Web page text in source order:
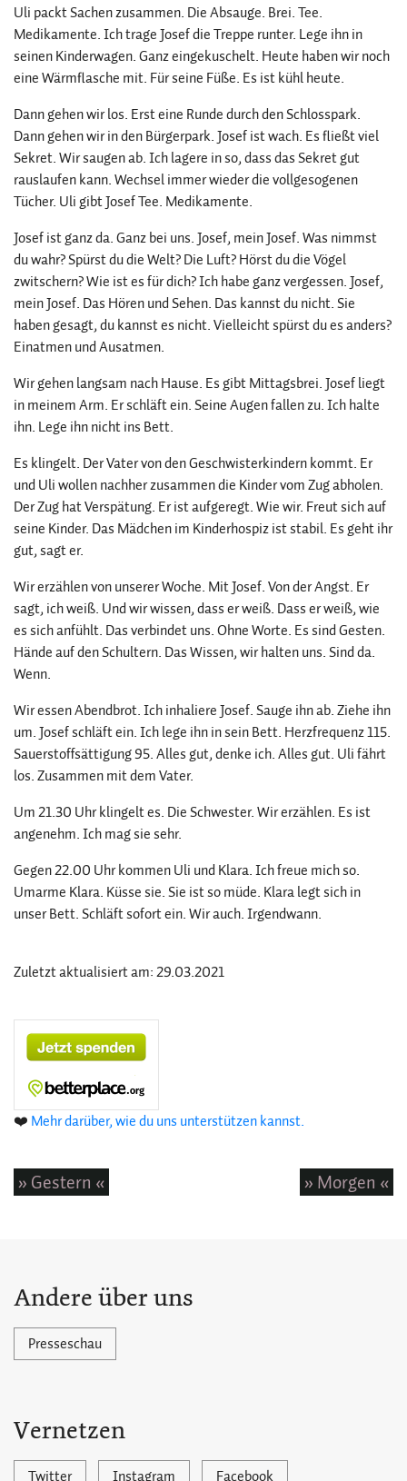
Uli packt Sachen zusammen. Die Absauge. Brei. Tee.
Medikamente. Ich trage Josef die Treppe runter. Lege ihn in
seinen Kinderwagen. Ganz eingekuschelt. Heute haben wir noch
eine Wärmflasche mit. Für seine Füße. Es ist kühl heute.
Dann gehen wir los. Erst eine Runde durch den Schlosspark.
Dann gehen wir in den Bürgerpark. Josef ist wach. Es fließt viel
Sekret. Wir saugen ab. Ich lagere in so, dass das Sekret gut
rauslaufen kann. Wechsel immer wieder die vollgesogenen
Tücher. Uli gibt Josef Tee. Medikamente.
Josef ist ganz da. Ganz bei uns. Josef, mein Josef. Was nimmst
du wahr? Spürst du die Welt? Die Luft? Hörst du die Vögel
zwitschern? Wie ist es für dich? Ich habe ganz vergessen. Josef,
mein Josef. Das Hören und Sehen. Das kannst du nicht. Sie
haben gesagt, du kannst es nicht. Vielleicht spürst du es anders?
Einatmen und Ausatmen.
Wir gehen langsam nach Hause. Es gibt Mittagsbrei. Josef liegt
in meinem Arm. Er schläft ein. Seine Augen fallen zu. Ich halte
ihn. Lege ihn nicht ins Bett.
Es klingelt. Der Vater von den Geschwisterkindern kommt. Er
und Uli wollen nachher zusammen die Kinder vom Zug abholen.
Der Zug hat Verspätung. Er ist aufgeregt. Wie wir. Freut sich auf
seine Kinder. Das Mädchen im Kinderhospiz ist stabil. Es geht ihr
gut, sagt er.
Wir erzählen von unserer Woche. Mit Josef. Von der Angst. Er
sagt, ich weiß. Und wir wissen, dass er weiß. Dass er weiß, wie
es sich anfühlt. Das verbindet uns. Ohne Worte. Es sind Gesten.
Hände auf den Schultern. Das Wissen, wir halten uns. Sind da.
Wenn.
Wir essen Abendbrot. Ich inhaliere Josef. Sauge ihn ab. Ziehe ihn
um. Josef schläft ein. Ich lege ihn in sein Bett. Herzfrequenz 115.
Sauerstoffsättigung 95. Alles gut, denke ich. Alles gut. Uli fährt
los. Zusammen mit dem Vater.
Um 21.30 Uhr klingelt es. Die Schwester. Wir erzählen. Es ist
angenehm. Ich mag sie sehr.
Gegen 22.00 Uhr kommen Uli und Klara. Ich freue mich so.
Umarme Klara. Küsse sie. Sie ist so müde. Klara legt sich in
unser Bett. Schläft sofort ein. Wir auch. Irgendwann.
Zuletzt aktualisiert am: 29.03.2021
❤️ Mehr darüber, wie du uns unterstützen kannst.
» Gestern « » Morgen «
Andere über uns
Presseschau
Vernetzen
Twitter Instagram Facebook